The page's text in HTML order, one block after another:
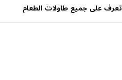
على جميع طاولات الطعام